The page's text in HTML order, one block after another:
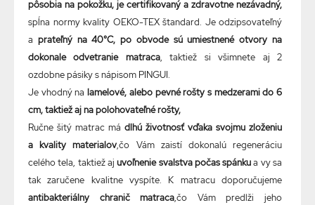
pôsobia na pokožku, je certifikovaný a zdravotne nezávadný,
spĺna normy kvality OEKO-TEX štandard. Je odzipsovateľný
a prateľný na 40°C, po obvode sú umiestnené otvory na
dokonale odvetranie matraca, taktiež si všimnete aj 2
ozdobne pásiky s nápisom PINGUI.
Je vhodný nalamelové, alebo pevné rošty s medzerami do 6
cm, taktiež aj na polohovateľné rošty,
Ručne šitý matrac má dlhú životnosť vďaka svojmu zloženiu
a kvality materialov,čo Vám zaistí dokonalú regeneráciu
celého tela, taktiež aj uvoľnenie svalstva počas spánkua vy sa
tak zaručene kvalitne vyspíte. K matracu doporučujeme
antibakteriálny chranič matraca,čo Vám predlži jeho